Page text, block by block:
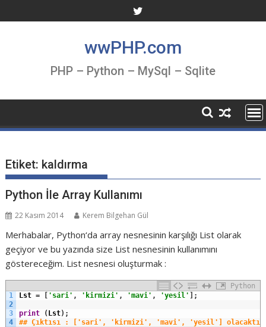
to
wwPHP.com
PHP – Python – MySql – Sqlite
Etiket: kaldırma
Python İle Array Kullanımı
22 Kasım 2014 Kerem Bilgehan Gül
Merhabalar, Python‘da array nesnesinin karşılığı List olarak
geçiyor ve bu yazında size List nesnesinin kullanımını
göstereceğim. List nesnesi oluşturmak :
Python
1
2
3
4
Lst = 'sari' , 'kirmizi' , 'mavi' , 'yesil' ;
print ( Lst) ;
## Çıktısı : ['sari', 'kirmizi', 'mavi', 'yesil']